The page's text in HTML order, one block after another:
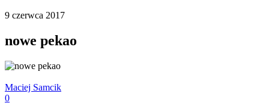
9 czerwca 2017
nowe pekao
Maciej Samcik
0